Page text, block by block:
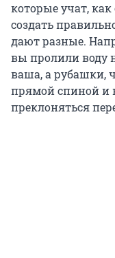
которые учат, как
создать
дают разные.
вы пролили воду
ваша, а рубашки,
прямой спиной и
преклоняться